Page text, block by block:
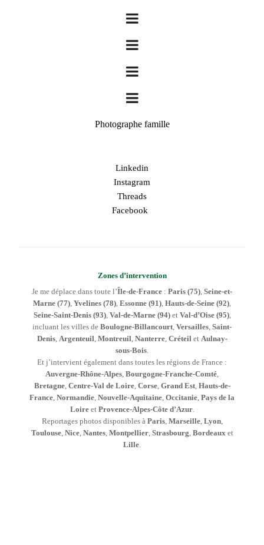
Photographe famille
Linkedin
Instagram
Threads
Facebook
Zones d’intervention
Je me déplace dans toute l’Île-de-France : Paris (75) Seine-et-
Marne (77) Yvelines (78) Essonne (91) Hauts-de-Seine (92)
Seine-Saint-Denis (93), Val-de-Marne (94)et Val-d’Oise (95),
incluant les villes de Boulogne-Billancourt Versailles Saint-
Denis, Argenteuil Montreuil Nanterre, Créteil et Aulnay-
sous-Bois
Et j’intervient également dans toutes les régions de France :
Auvergne-Rhône-Alpes Bourgogne-Franche-Comté
Bretagne, Centre-Val de Loire, Corse, Grand Est, Hauts-de-
France Normandie Nouvelle-Aquitaine Occitanie Pays de la
Loireet Provence-Alpes-Côte d’Azur.
Reportages photos disponibles à Paris, Marseille, Lyon,
Toulouse, Nice, Nantes, Montpellier, Strasbourg Bordeaux et
Lille